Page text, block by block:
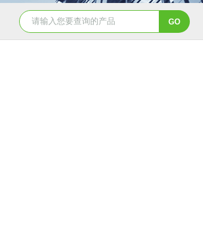
CH3050恒温油浴槽 HH-8J恒温水浴锅